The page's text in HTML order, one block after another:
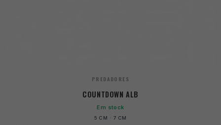
PREDADORES
COUNTDOWN ALB
Em stock
5 CM · 7 CM